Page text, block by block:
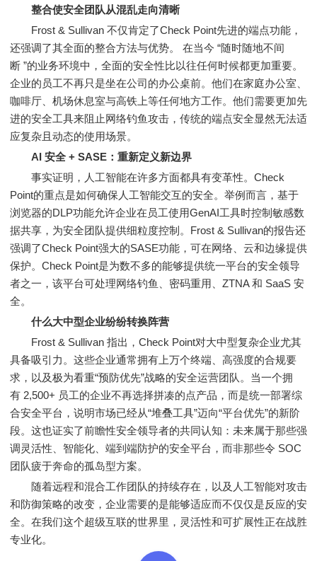
整合使安全团队从混乱走向清晰
Frost & Sullivan 不仅肯定了Check Point先进的端点功能，
还强调了其全面的整合方法与优势。 在当今 “随时随地不间
断 ”的业务环境中，全面的安全性比以往任何时候都更加重要。
企业的员工不再只是坐在公司的办公桌前。他们在家庭办公室、
咖啡厅、机场休息室与高铁上等任何地方工作。他们需要更加先
进的安全工具来阻止网络钓鱼攻击，传统的端点安全显然无法适
应复杂且动态的使用场景。
AI 安全 + SASE：重新定义新边界
事实证明，人工智能在许多方面都具有变革性。Check
Point的重点是如何确保人工智能交互的安全。举例而言，基于
浏览器的DLP功能允许企业在员工使用GenAI工具时控制敏感数
据共享，为安全团队提供细粒度控制。Frost & Sullivan的报告还
强调了Check Point强大的SASE功能，可在网络、云和边缘提供
保护。Check Point是为数不多的能够提供统一平台的安全领导
者之一，该平台可处理网络钓鱼、密码重用、ZTNA 和 SaaS 安
全。
什么大中型企业纷纷转换阵营
Frost & Sullivan 指出，Check Point对大中型复杂企业尤其
具备吸引力。这些企业通常拥有上万个终端、高强度的合规要
求，以及极为看重“预防优先”战略的安全运营团队。当一个拥
有 2,500+ 员工的企业不再选择拼凑的点产品，而是统一部署综
合安全平台，说明市场已经从“堆叠工具”迈向“平台优先”的新阶
段。这也证实了前瞻性安全领导者的共同认知：未来属于那些强
调灵活性、智能化、端到端防护的安全平台，而非那些令 SOC
团队疲于奔命的孤岛型方案。
随着远程和混合工作团队的持续存在，以及人工智能对攻击
和防御策略的改变，企业需要的是能够适应而不仅仅是反应的安
全。在我们这个超级互联的世界里，灵活性和可扩展性正在战胜
专业化。